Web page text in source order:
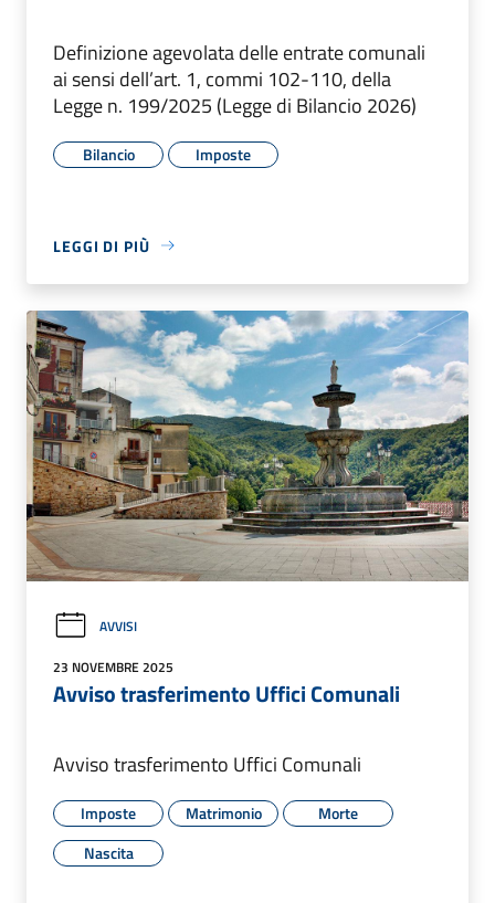
Definizione agevolata delle entrate comunali
ai sensi dell’art. 1, commi 102-110, della
Legge n. 199/2025 (Legge di Bilancio 2026)
Bilancio Imposte
LEGGI DI PIÙ
AVVISI
23 NOVEMBRE 2025
Avviso trasferimento Uffici Comunali
Avviso trasferimento Uffici Comunali
Imposte Matrimonio
Morte
Nascita